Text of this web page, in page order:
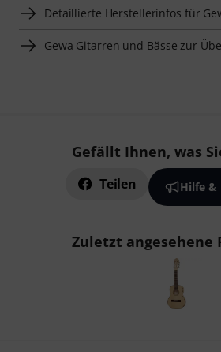
Detaillierte Herstellerinfos für
Gewa Gitarren und Bässe zur
Gefällt Ihnen, was
Teilen Hilfe &
Zuletzt angesehene